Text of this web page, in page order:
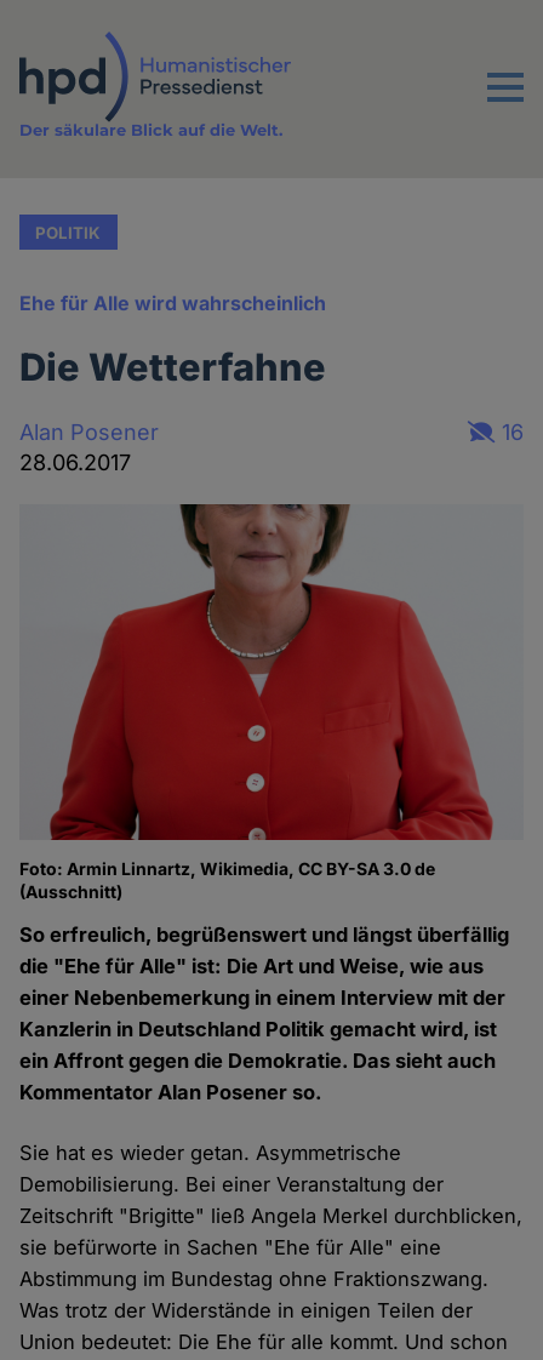
Inhalt
Menu
Der säkulare Blick auf die Welt.
POLITIK
Ehe für Alle wird wahrscheinlich
Die Wetterfahne
Alan Posener
28.06.2017
16
Foto: Armin Linnartz, Wikimedia, CC BY-SA 3.0 de
(Ausschnitt)
So erfreulich, begrüßenswert und längst überfällig
die "Ehe für Alle" ist: Die Art und Weise, wie aus
einer Nebenbemerkung in einem Interview mit der
Kanzlerin in Deutschland Politik gemacht wird, ist
ein Affront gegen die Demokratie. Das sieht auch
Kommentator Alan Posener so.
Sie hat es wieder getan. Asymmetrische
Demobilisierung. Bei einer Veranstaltung der
Zeitschrift "Brigitte" ließ Angela Merkel durchblicken,
sie befürworte in Sachen "Ehe für Alle" eine
Abstimmung im Bundestag ohne Fraktionszwang.
Was trotz der Widerstände in einigen Teilen der
Union bedeutet: Die Ehe für alle kommt. Und schon